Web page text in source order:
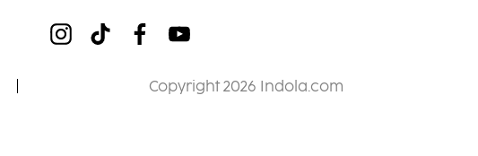
Copyright 2026 Indola.com